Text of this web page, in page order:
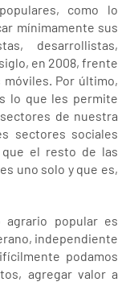
como lo
mínimamente sus
desarrollistas,
en 2008, frente
Por último,
lo que les permite
de nuestra
sectores sociales
el resto de las
uno solo y que es,
popular es
independiente
podamos
agregar valor a